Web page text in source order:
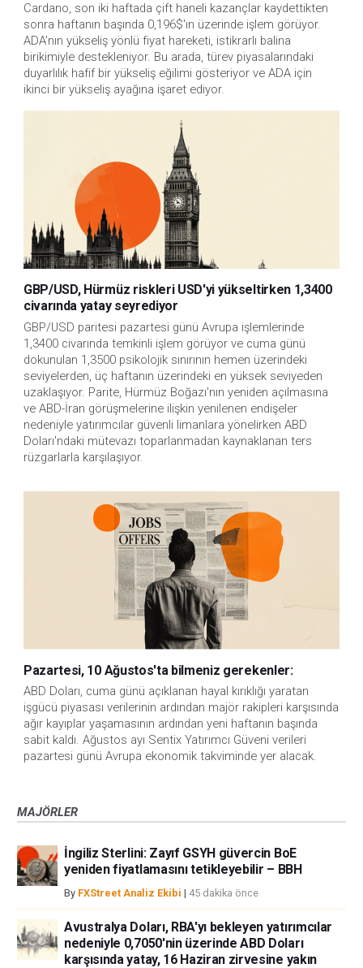
Cardano, son iki haftada çift haneli kazançlar kaydettikten
sonra haftanın başında 0,196$'ın üzerinde işlem görüyor.
ADA'nın yükseliş yönlü fiyat hareketi, istikrarlı balina
birikimiyle destekleniyor. Bu arada, türev piyasalarındaki
duyarlılık hafif bir yükseliş eğilimi gösteriyor ve ADA için
ikinci bir yükseliş ayağına işaret ediyor.
GBP/USD, Hürmüz riskleri USD'yi yükseltirken 1,3400
civarında yatay seyrediyor
GBP/USD paritesi pazartesi günü Avrupa işlemlerinde
1,3400 civarında temkinli işlem görüyor ve cuma günü
dokunulan 1,3500 psikolojik sınırının hemen üzerindeki
seviyelerden, üç haftanın üzerindeki en yüksek seviyeden
uzaklaşıyor. Parite, Hürmüz Boğazı'nın yeniden açılmasına
ve ABD-İran görüşmelerine ilişkin yenilenen endişeler
nedeniyle yatırımcılar güvenli limanlara yönelirken ABD
Doları'ndaki mütevazı toparlanmadan kaynaklanan ters
rüzgarlarla karşılaşıyor.
Pazartesi, 10 Ağustos'ta bilmeniz gerekenler:
ABD Doları, cuma günü açıklanan hayal kırıklığı yaratan
işgücü piyasası verilerinin ardından majör rakipleri karşısında
ağır kayıplar yaşamasının ardından yeni haftanın başında
sabit kaldı. Ağustos ayı Sentix Yatırımcı Güveni verileri
pazartesi günü Avrupa ekonomik takviminde yer alacak.
MAJÖRLER
İngiliz Sterlini: Zayıf GSYH güvercin BoE
yeniden fiyatlamasını tetikleyebilir – BBH
By FXStreet Analiz Ekibi | 45 dakika önce
Avustralya Doları, RBA'yı bekleyen yatırımcılar
nedeniyle 0,7050'nin üzerinde ABD Doları
karşısında yatay, 16 Haziran zirvesine yakın